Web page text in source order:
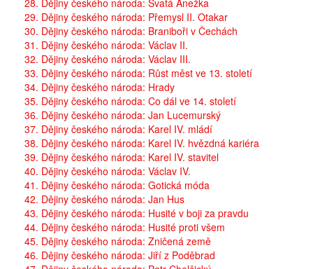
28. Dějiny českého národa: Svatá Anežka
29. Dějiny českého národa: Přemysl II. Otakar
30. Dějiny českého národa: Braniboři v Čechách
31. Dějiny českého národa: Václav II.
32. Dějiny českého národa: Václav III.
33. Dějiny českého národa: Růst měst ve 13. století
34. Dějiny českého národa: Hrady
35. Dějiny českého národa: Co dál ve 14. století
36. Dějiny českého národa: Jan Lucemurský
37. Dějiny českého národa: Karel IV. mládí
38. Dějiny českého národa: Karel IV. hvězdná kariéra
39. Dějiny českého národa: Karel IV. stavitel
40. Dějiny českého národa: Václav IV.
41. Dějiny českého národa: Gotická móda
42. Dějiny českého národa: Jan Hus
43. Dějiny českého národa: Husité v boji za pravdu
44. Dějiny českého národa: Husité proti všem
45. Dějiny českého národa: Zničená země
46. Dějiny českého národa: Jiří z Poděbrad